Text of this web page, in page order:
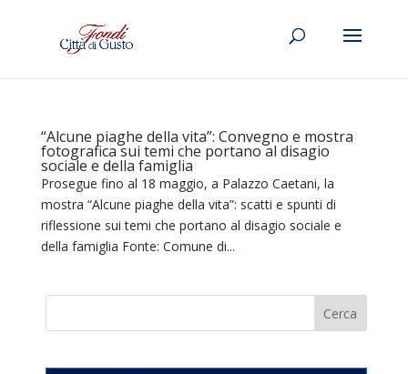
“Alcune piaghe della vita”: Convegno e mostra
fotografica sui temi che portano al disagio
sociale e della famiglia
Prosegue fino al 18 maggio, a Palazzo Caetani, la
mostra “Alcune piaghe della vita”: scatti e spunti di
riflessione sui temi che portano al disagio sociale e
della famiglia Fonte: Comune di...